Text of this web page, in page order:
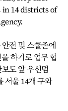
14 districts of
전 및 스쿨존에
하기로 업무 협
도 앞 우선멈
서울 14개 구와